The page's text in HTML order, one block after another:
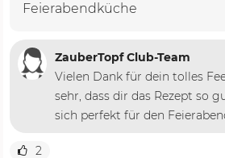
Feierabendküche
ZauberTopf Club-Team
Vielen Dank für dein tolles
sehr, dass dir das Rezept so
sich perfekt für den
2